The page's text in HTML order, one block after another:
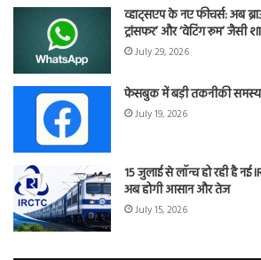
व्हाट्सएप के नए फीचर्स: अब
ट्रांसफर’ और ‘वेटिंग रूम’ जैसी
July 29, 2026
फेसबुक में बड़ी तकनीकी
July 19, 2026
15 जुलाई से लॉन्च हो रही है
अब होगी आसान और तेज
July 15, 2026